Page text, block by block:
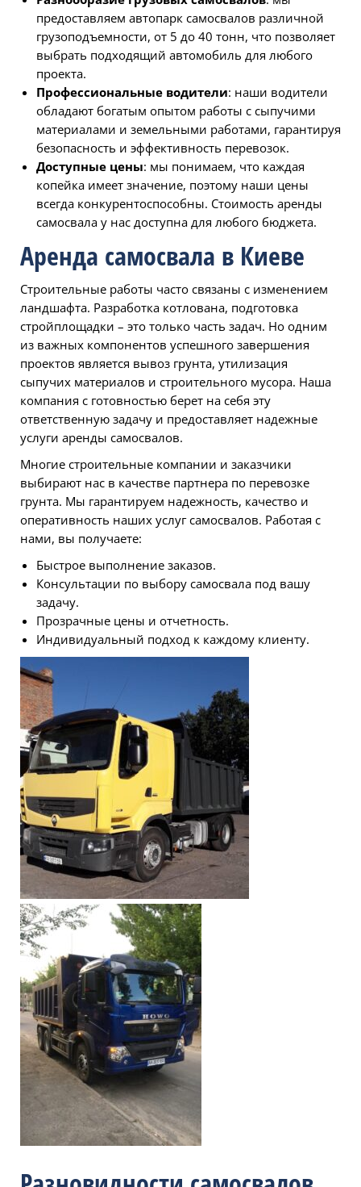
предоставляем автопарк самосвалов различной
грузоподъемности, от 5 до 40 тонн, что позволяет
выбрать подходящий автомобиль для любого
проекта.
Профессиональные водители: наши водители
обладают богатым опытом работы с сыпучими
материалами и земельными работами, гарантируя
безопасность и эффективность перевозок.
Доступные цены: мы понимаем, что каждая
копейка имеет значение, поэтому наши цены
всегда конкурентоспособны. Стоимость аренды
самосвала у нас доступна для любого бюджета.
Аренда самосвала в Киеве
Строительные работы часто связаны с изменением
ландшафта. Разработка котлована, подготовка
стройплощадки – это только часть задач. Но одним
из важных компонентов успешного завершения
проектов является вывоз грунта, утилизация
сыпучих материалов и строительного мусора. Наша
компания с готовностью берет на себя эту
ответственную задачу и предоставляет надежные
услуги аренды самосвалов.
Многие строительные компании и заказчики
выбирают нас в качестве партнера по перевозке
грунта. Мы гарантируем надежность, качество и
оперативность наших услуг самосвалов. Работая с
нами, вы получаете:
Быстрое выполнение заказов.
Консультации по выбору самосвала под вашу
задачу.
Прозрачные цены и отчетность.
Индивидуальный подход к каждому клиенту.